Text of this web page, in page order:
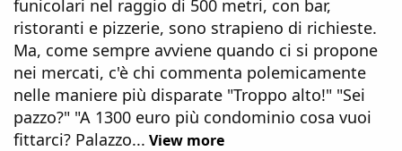
funicolari nel raggio di 500 metri, con bar,
ristoranti e pizzerie, sono strapieno di richieste.
Ma, come sempre avviene quando ci si propone
nei mercati, c'è chi commenta polemicamente
nelle maniere più disparate "Troppo alto!" "Sei
pazzo?" "A 1300 euro più condominio cosa vuoi
fittarci? Palazzo... View more